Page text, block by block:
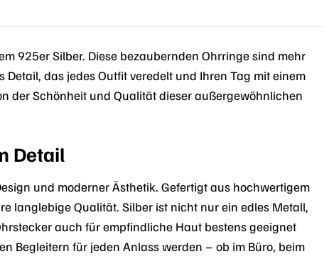
925er Silber. Diese bezaubernden Ohrringe sind mehr
das jedes Outfit veredelt und Ihren Tag mit einem
der Schönheit und Qualität dieser außergewöhnlichen
Detail
und moderner Ästhetik. Gefertigt aus hochwertigem
langlebige Qualität. Silber ist nicht nur ein edles Metall,
auch für empfindliche Haut bestens geeignet
Begleitern für jeden Anlass werden – ob im Büro, beim